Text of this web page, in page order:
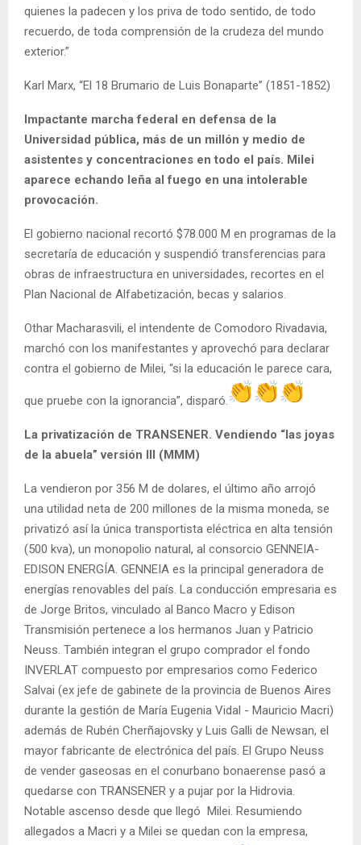
quienes la padecen y los priva de todo sentido, de todo
recuerdo, de toda comprensión de la crudeza del mundo
exterior.”
Karl Marx, “El 18 Brumario de Luis Bonaparte” (1851-1852)
Impactante marcha federal en defensa de la
Universidad pública, más de un millón y medio de
asistentes y concentraciones en todo el país. Milei
aparece echando leña al fuego en una intolerable
provocación.
El gobierno nacional recortó $78.000 M en programas de la
secretaría de educación y suspendió transferencias para
obras de infraestructura en universidades, recortes en el
Plan Nacional de Alfabetización, becas y salarios.
Othar Macharasvili, el intendente de Comodoro Rivadavia,
marchó con los manifestantes y aprovechó para declarar
contra el gobierno de Milei, “si la educación le parece cara,
que pruebe con la ignorancia”, disparó.
La privatización de TRANSENER. Vendiendo “las joyas
de la abuela” versión III (MMM)
La vendieron por 356 M de dolares, el último año arrojó
una utilidad neta de 200 millones de la misma moneda, se
privatizó así la única transportista eléctrica en alta tensión
(500 kva), un monopolio natural, al consorcio GENNEIA-
EDISON ENERGÍA. GENNEIA es la principal generadora de
energías renovables del país. La conducción empresaria es
de Jorge Britos, vinculado al Banco Macro y Edison
Transmisión pertenece a los hermanos Juan y Patricio
Neuss. También integran el grupo comprador el fondo
INVERLAT compuesto por empresarios como Federico
Salvai (ex jefe de gabinete de la provincia de Buenos Aires
durante la gestión de María Eugenia Vidal - Mauricio Macri)
además de Rubén Cherñajovsky y Luis Galli de Newsan, el
mayor fabricante de electrónica del país. El Grupo Neuss
de vender gaseosas en el conurbano bonaerense pasó a
quedarse con TRANSENER y a pujar por la Hidrovia.
Notable ascenso desde que llegó Milei. Resumiendo
allegados a Macri y a Milei se quedan con la empresa,